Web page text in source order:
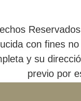
con fines
y su
previo por